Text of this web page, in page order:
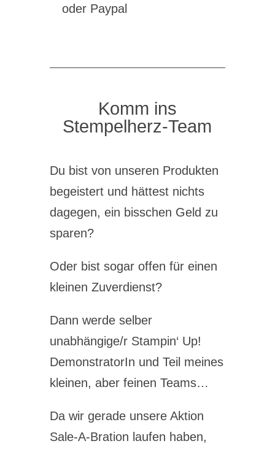
oder Paypal
Komm ins
Stempelherz-Team
Du bist von unseren Produkten
begeistert und hättest nichts
dagegen, ein bisschen Geld zu
sparen?
Oder bist sogar offen für einen
kleinen Zuverdienst?
Dann werde selber
unabhängige/r Stampin‘ Up!
DemonstratorIn und Teil meines
kleinen, aber feinen Teams…
Da wir gerade unsere Aktion
Sale-A-Bration laufen haben,